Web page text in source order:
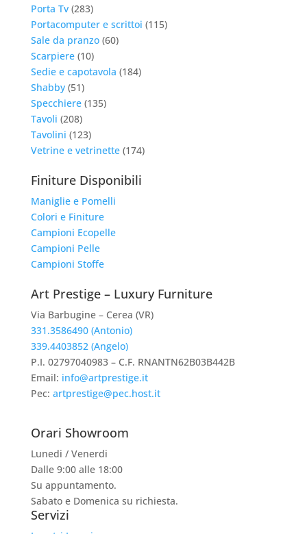
Porta Tv (283)
Portacomputer e scrittoi (115)
Sale da pranzo (60)
Scarpiere (10)
Sedie e capotavola (184)
Shabby (51)
Specchiere (135)
Tavoli (208)
Tavolini (123)
Vetrine e vetrinette (174)
Finiture Disponibili
Maniglie e Pomelli
Colori e Finiture
Campioni Ecopelle
Campioni Pelle
Campioni Stoffe
Art Prestige – Luxury Furniture
Via Barbugine – Cerea (VR)
331.3586490 (Antonio)
339.4403852 (Angelo)
P.I. 02797040983 – C.F. RNANTN62B03B442B
Email: info@artprestige.it
Pec: artprestige@pec.host.it
Orari Showroom
Lunedi / Venerdi
Dalle 9:00 alle 18:00
Su appuntamento.
Sabato e Domenica su richiesta.
Servizi